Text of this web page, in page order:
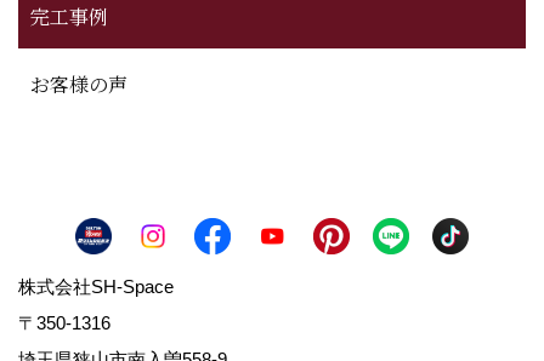
完工事例
お客様の声
株式会社SH-Space
〒350-1316